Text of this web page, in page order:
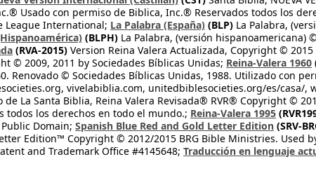
Usado con permiso de Biblica, Inc.® Reservados todos los
League International; La Palabra (España) (BLP) La Palabra,
(BLPH) La Palabra, (versión hispanoamericana)
(RVA-2015) Version Reina Valera Actualizada, Copyright ©
© 2009, 2011 by Sociedades Bíblicas Unidas; Reina-Valera 1960
Renovado © Sociedades Bíblicas Unidas, 1988. Utilizado con
vivelabiblia.com, unitedbiblesocieties.org/es/casa/,
de La Santa Biblia, Reina Valera Revisada® RVR® Copyright ©
todos los derechos en todo el mundo.; Reina-Valera 1995
Domain; Spanish Blue Red and Gold Letter Edition (SRV-
Edition™ Copyright © 2012/2015 BRG Bible Ministries. Used
and Trademark Office #4145648; Traducción en lenguaje